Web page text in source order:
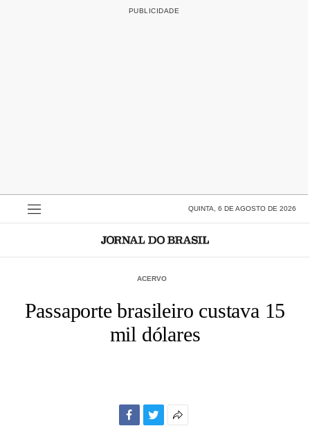
QUINTA, 6 DE AGOSTO DE 2026
ACERVO
Passaporte brasileiro custava 15
mil dólares